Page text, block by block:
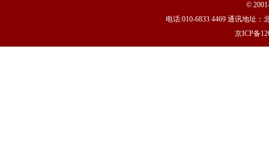
©
电话:010-6833 4469 通讯地址
京ICP备